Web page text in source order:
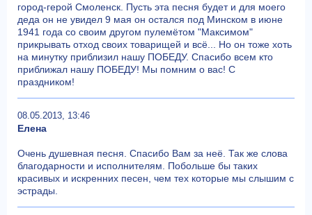
город-герой Смоленск. Пусть эта песня будет и для моего
деда он не увидел 9 мая он остался под Минском в июне
1941 года со своим другом пулемётом "Максимом"
прикрывать отход своих товарищей и всё... Но он тоже хоть
на минутку приблизил нашу ПОБЕДУ. Спасибо всем кто
приближал нашу ПОБЕДУ! Мы помним о вас! С
праздником!
08.05.2013, 13:46
Елена
Очень душевная песня. Спасибо Вам за неё. Так же слова
благодарности и исполнителям. Побольше бы таких
красивых и искренних песен, чем тех которые мы слышим с
эстрады.